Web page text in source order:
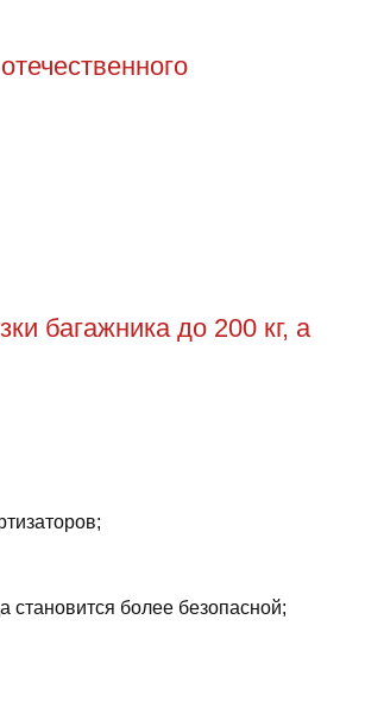
багажника до 200 кг, а
становится более безопасной;